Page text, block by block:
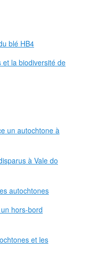
blé HB4
la biodiversité de
un autochtone à
à Vale do
autochtones
hors-bord
et les